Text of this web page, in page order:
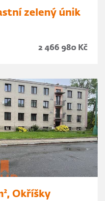
zelený únik
2 466 980 Kč
Okříšky